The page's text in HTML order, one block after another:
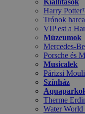
Kiállítások
Harry
Trónok
VIP est a
Múzeumok
Mercedes-
Porsche és
Musicalek
Párizsi
Színház
Therme
Water World